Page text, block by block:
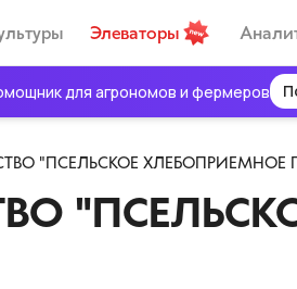
для агрономов и фермеров
Элеваторы
"ПСЕЛЬСКОЕ ХЛЕБОПРИЕМНОЕ